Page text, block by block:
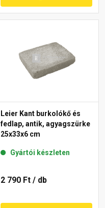
Leier Kant burkolókő és
fedlap, antik, agyagszürke
25x33x6 cm
Gyártói készleten
2 790 Ft / db